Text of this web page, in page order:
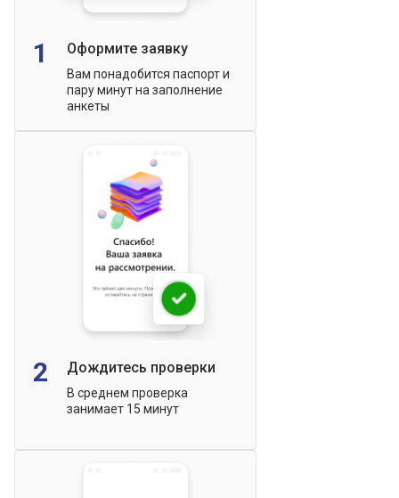
1 Оформите заявку
Вам понадобится паспорт и
пару минут на заполнение
анкеты
2 Дождитесь проверки
В среднем проверка
занимает 15 минут